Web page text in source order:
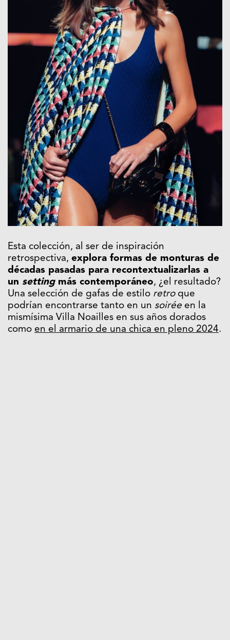
Esta colección, al ser de inspiración
retrospectiva, explora formas de monturas de
décadas pasadas para recontextualizarlas a
un settingmás contemporáneo, ¿el resultado?
Una selección de gafas de estilo retroque
podrían encontrarse tanto en un soirée en la
mismísima Villa Noailles en sus años dorados
como en el armario de una chica en pleno 2024.